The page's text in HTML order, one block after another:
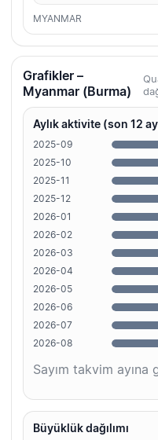
MYANMAR
Grafikler –
Myanmar (Burma)
Aylık aktivite (son 12
2025-09
2025-10
2025-11
2025-12
2026-01
2026-02
2026-03
2026-04
2026-05
2026-06
2026-07
2026-08
Sayım takvim ayına
Büyüklük dağılımı